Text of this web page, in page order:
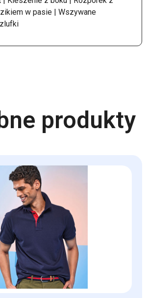
w pasie | Wszywane
produkty